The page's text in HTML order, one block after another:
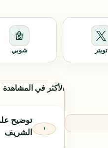
تويتر شوبي
الأكثر في المشاهدة
توضيح
الشريف